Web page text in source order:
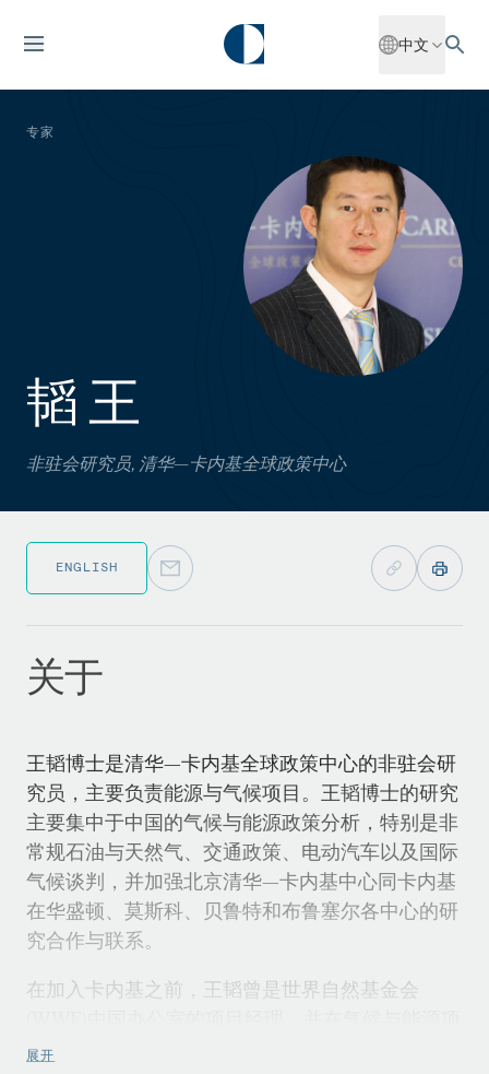
中文
专家
韬 王
非驻会研究员, 清华—卡内基全球政策中心
ENGLISH
关于
王韬博士是清华—卡内基全球政策中心的非驻会研
究员，主要负责能源与气候项目。王韬博士的研究
主要集中于中国的气候与能源政策分析，特别是非
常规石油与天然气、交通政策、电动汽车以及国际
气候谈判，并加强北京清华—卡内基中心同卡内基
在华盛顿、莫斯科、贝鲁特和布鲁塞尔各中心的研
究合作与联系。
在加入卡内基之前，王韬曾是世界自然基金会
目中负责情景分析、能源政策和气候变化适应等方
展开